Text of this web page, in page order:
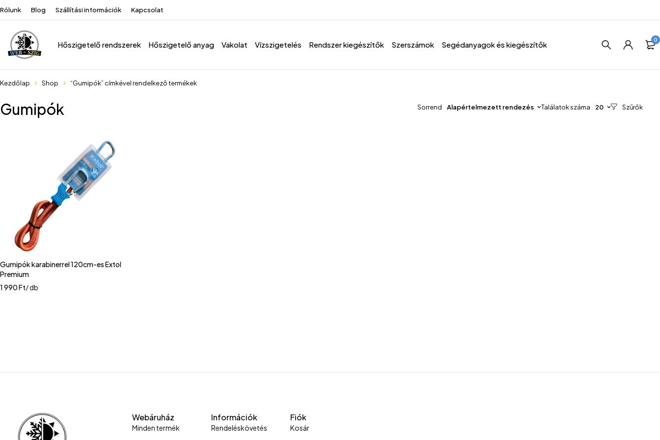
Rólunk Blog Szállítási információk Kapcsolat
Hőszigetelő rendszerek Hőszigetelő anyag Vakolat Vízszigetelés Rendszer kiegészítők Szerszámok Segédanyagok és kiegészítők 0
Kezdőlap Shop “Gumipók” címkével rendelkező termékek
Gumipók Sorrend Alapértelmezett rendezés Találatok száma 20
Gumipók karabinerrel 120cm-es Extol
Premium
1 990Ft/ db
Webáruház
Minden termék
Információk
Rendeléskövetés
Fiók
Kosár